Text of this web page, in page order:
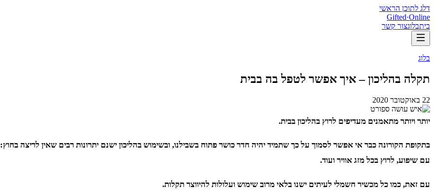
דלג לתוכן הראשי
Gifted·Online
ביתבלוגצור קשר
בלוג
תקלה בהליכון – איך אפשר לטפל בה בבית
22 באוקטובר 2020
יותר ויותר מתאמנים מעדיפים לרוץ בהליכון בבית.
בתקופת הקורונה כבר אי אפשר לסמוך על כך שתמיד יהיה חדר כושר פתוח בשבילנו, ובשימוש בהליכון ישנם יתרונות רבים שאין לריצה בחוץ:
עם שיפוע, לרוץ בכל מזג אוויר ועוד.
עם זאת, כמו כל מכשיר חשמלי לעיתים ישנו בלאי מרוב שימוש ועלולות להיווצר תקלות.